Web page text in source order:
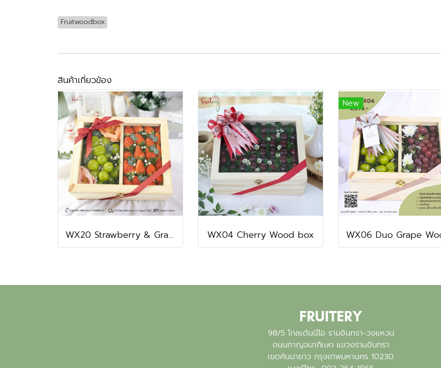
Fruitwoodbox
สินค้าเกี่ยวข้อง
WX20 Strawberry & Grape Wood gift box WX04 Cherry Wood box
New
FRUITERY
98/5 โกลเด้นนีโอ รามอินทรา-วงแหวน
ถนนกาญจนาภิเษก แขวงรามอินทรา
เขตคันนายาว กรุงเทพมหานคร 10230